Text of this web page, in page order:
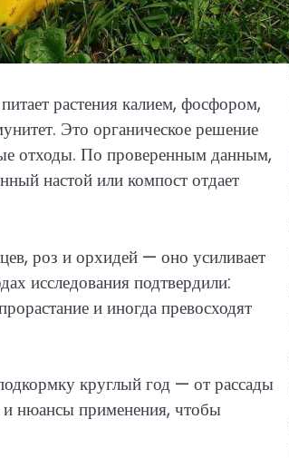
растения калием, фосфором,
Это органическое решение
отходы. По проверенным данным,
настой или компост отдает
роз и орхидей — оно усиливает
исследования подтвердили:
и иногда превосходят
круглый год — от рассады
и нюансы применения, чтобы